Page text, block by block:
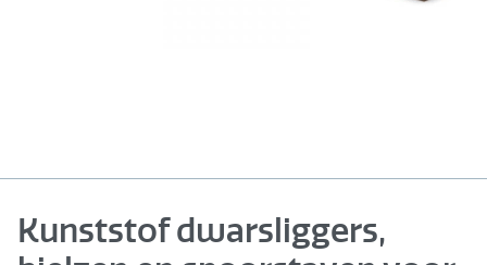
Kunststof dwarsliggers,